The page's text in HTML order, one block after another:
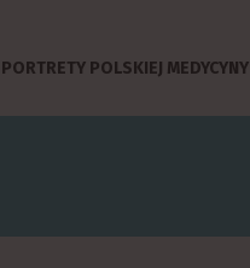
PORTRETY POLSKIEJ MEDYCYNY